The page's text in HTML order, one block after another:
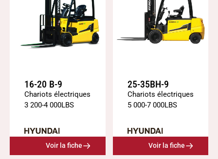
16-20 B-9
Chariots électriques
3 200-4 000LBS
Voir la fiche
25-35BH-9
Chariots électriques
5 000-7 000LBS
Voir la fiche